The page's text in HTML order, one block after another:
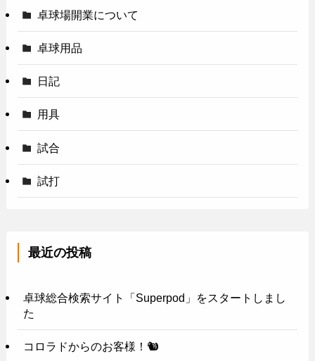
卓球場開業について
卓球用品
日記
用具
試合
試打
最近の投稿
卓球総合検索サイト「Superpod」をスタートしまし
た
コロラドからのお客様！🐿️